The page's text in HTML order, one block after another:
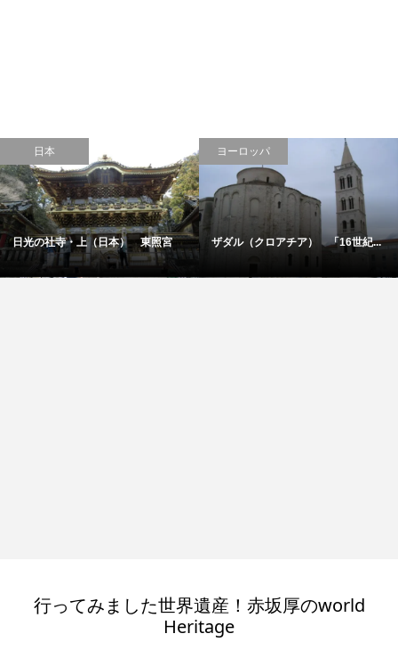
日本
日光の社寺・上（日本） 東照宮
ヨーロッパ
ザダル（クロアチア） 「16世紀...
行ってみました世界遺産！赤坂厚のworld
Heritage